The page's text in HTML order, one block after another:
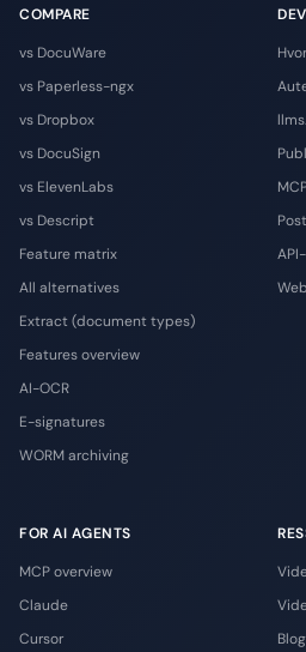
COMPARE
vs DocuWare
vs Paperless-ngx
vs Dropbox
vs DocuSign
vs ElevenLabs
vs Descript
Feature matrix
All alternatives
Extract (document types)
Features overview
AI-OCR
E-signatures
WORM archiving
FOR AI AGENTS
MCP overview
Claude
Cursor
Blog